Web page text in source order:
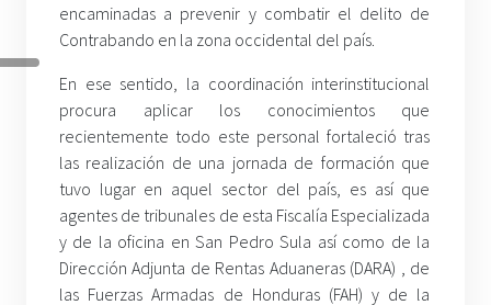
encaminadas a prevenir y combatir el delito de
Contrabando en la zona occidental del país.
En ese sentido, la coordinación interinstitucional
procura aplicar los conocimientos que
recientemente todo este personal fortaleció tras
las realización de una jornada de formación que
tuvo lugar en aquel sector del país, es así que
agentes de tribunales de esta Fiscalía Especializada
y de la oficina en San Pedro Sula así como de la
Dirección Adjunta de Rentas Aduaneras (DARA) , de
las Fuerzas Armadas de Honduras (FAH) y de la